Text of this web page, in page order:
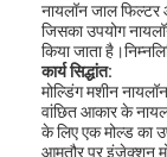
नायलॉन जाल
जिसका उपयोग
किया जाता
कार्य सिद्धांत:
मोल्डिंग मशीन
वांछित आकार के
के लिए एक मोल्ड का
आमतौर पर इंजेक्शन